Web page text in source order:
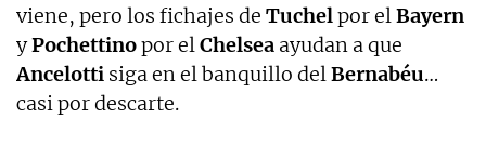
viene, pero los fichajes de Tuchelpor elBayern
yPochettinopor elChelsea ayudan a que
Ancelotti siga en el banquillo delBernabéu…
casi por descarte.